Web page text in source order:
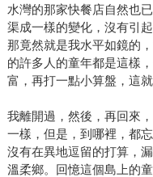
水灣的那家快餐店自然也
渠成一樣的變化，沒有引
那竟然就是我水平如鏡的
的許多人的童年都是這樣
富，再打一點小算盤，這就
我離開過，然後，再回來
一樣，但是，到哪裡，都
沒有在異地逗留的打算，
溫柔鄉。回憶這個島上的